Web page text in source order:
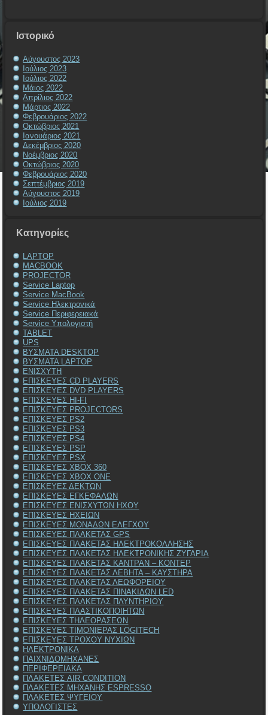
Ιστορικό
Αύγουστος 2023
Ιούλιος 2023
Ιούλιος 2022
Μάιος 2022
Απρίλιος 2022
Μάρτιος 2022
Φεβρουάριος 2022
Οκτώβριος 2021
Ιανουάριος 2021
Δεκέμβριος 2020
Νοέμβριος 2020
Οκτώβριος 2020
Φεβρουάριος 2020
Σεπτέμβριος 2019
Αύγουστος 2019
Ιούλιος 2019
Kατηγορίες
LAPTOP
MACBOOK
PROJECTOR
Service Laptop
Service MacBook
Service Ηλεκτρονικά
Service Περιφερειακά
Service Υπολογιστή
TABLET
UPS
ΒΥΣΜΑΤΑ DESKTOP
ΒΥΣΜΑΤΑ LAPTOP
ΕΝΙΣΧΥΤΗ
ΕΠΙΣΚΕΥΕΣ CD PLAYERS
ΕΠΙΣΚΕΥΕΣ DVD PLAYERS
ΕΠΙΣΚΕΥΕΣ HI-FI
ΕΠΙΣΚΕΥΕΣ PROJECTORS
ΕΠΙΣΚΕΥΕΣ PS2
ΕΠΙΣΚΕΥΕΣ PS3
ΕΠΙΣΚΕΥΕΣ PS4
ΕΠΙΣΚΕΥΕΣ PSP
ΕΠΙΣΚΕΥΕΣ PSX
ΕΠΙΣΚΕΥΕΣ XBOX 360
ΕΠΙΣΚΕΥΕΣ XBOX ONE
ΕΠΙΣΚΕΥΕΣ ΔΕΚΤΩΝ
ΕΠΙΣΚΕΥΕΣ ΕΓΚΕΦΑΛΩΝ
ΕΠΙΣΚΕΥΕΣ ΕΝΙΣΧΥΤΩΝ ΗΧΟΥ
ΕΠΙΣΚΕΥΕΣ ΗΧΕΙΩΝ
ΕΠΙΣΚΕΥΕΣ ΜΟΝΑΔΩΝ ΕΛΕΓΧΟΥ
ΕΠΙΣΚΕΥΕΣ ΠΛΑΚΕΤΑΣ GPS
ΕΠΙΣΚΕΥΕΣ ΠΛΑΚΕΤΑΣ ΗΛΕΚΤΡΟΚΟΛΛΗΣΗΣ
ΕΠΙΣΚΕΥΕΣ ΠΛΑΚΕΤΑΣ ΗΛΕΚΤΡΟΝΙΚΗΣ ΖΥΓΑΡΙΑ
ΕΠΙΣΚΕΥΕΣ ΠΛΑΚΕΤΑΣ ΚΑΝΤΡΑΝ – ΚΟΝΤΕΡ
ΕΠΙΣΚΕΥΕΣ ΠΛΑΚΕΤΑΣ ΛΕΒΗΤΑ – ΚΑΥΣΤΗΡΑ
ΕΠΙΣΚΕΥΕΣ ΠΛΑΚΕΤΑΣ ΛΕΩΦΟΡΕΙΟΥ
ΕΠΙΣΚΕΥΕΣ ΠΛΑΚΕΤΑΣ ΠΙΝΑΚΙΔΩΝ LED
ΕΠΙΣΚΕΥΕΣ ΠΛΑΚΕΤΑΣ ΠΛΥΝΤΗΡΙΟΥ
ΕΠΙΣΚΕΥΕΣ ΠΛΑΣΤΙΚΟΠΟΙΗΤΩΝ
ΕΠΙΣΚΕΥΕΣ ΤΗΛΕΟΡΑΣΕΩΝ
ΕΠΙΣΚΕΥΕΣ ΤΙΜΟΝΙΕΡΑΣ LOGITECH
ΕΠΙΣΚΕΥΕΣ ΤΡΟΧΟΥ ΝΥΧΙΩΝ
ΗΛΕΚΤΡΟΝΙΚΑ
ΠΑΙΧΝΙΔΟΜΗΧΑΝΕΣ
ΠΕΡΙΦΕΡΕΙΑΚΑ
ΠΛΑΚΕΤΕΣ AIR CONDITION
ΠΛΑΚΕΤΕΣ ΜΗΧΑΝΗΣ ESPRESSO
ΠΛΑΚΕΤΕΣ ΨΥΓΕΙΟΥ
ΥΠΟΛΟΓΙΣΤΕΣ